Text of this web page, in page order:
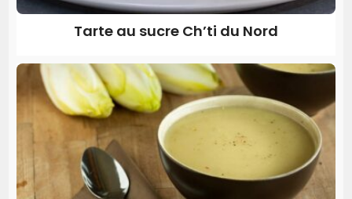
Tarte au sucre Ch’ti du Nord